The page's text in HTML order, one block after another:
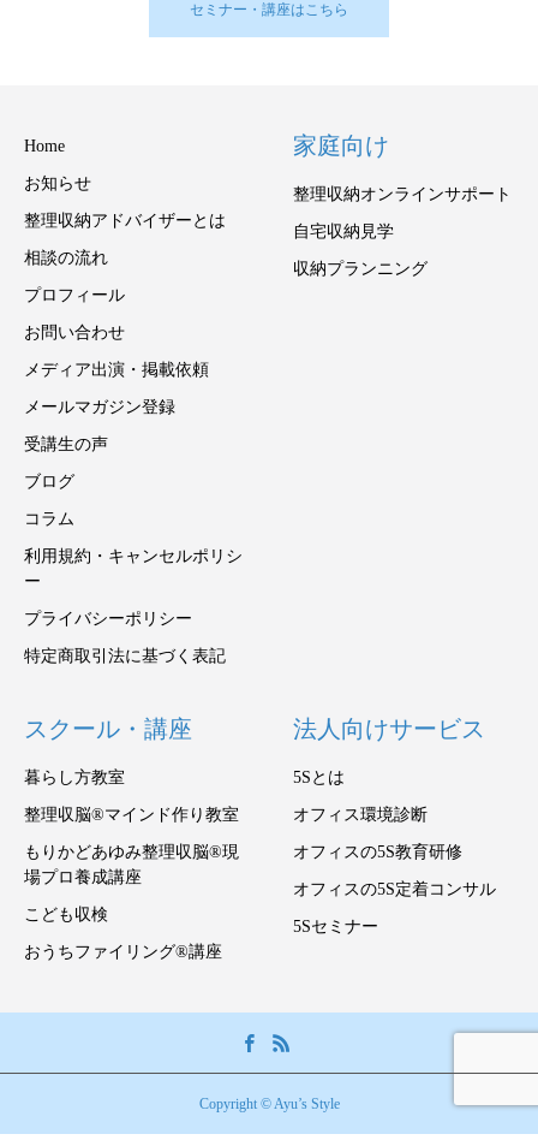
セミナー・講座はこちら
Home
お知らせ
整理収納アドバイザーとは
相談の流れ
プロフィール
お問い合わせ
メディア出演・掲載依頼
メールマガジン登録
受講生の声
ブログ
コラム
利用規約・キャンセルポリシ
ー
プライバシーポリシー
特定商取引法に基づく表記
家庭向け
整理収納オンラインサポート
自宅収納見学
収納プランニング
スクール・講座
暮らし方教室
整理収脳®マインド作り教室
もりかどあゆみ整理収脳®現
場プロ養成講座
こども収検
おうちファイリング®講座
法人向けサービス
5Sとは
オフィス環境診断
オフィスの5S教育研修
オフィスの5S定着コンサル
5Sセミナー
Copyright © Ayu’s Style